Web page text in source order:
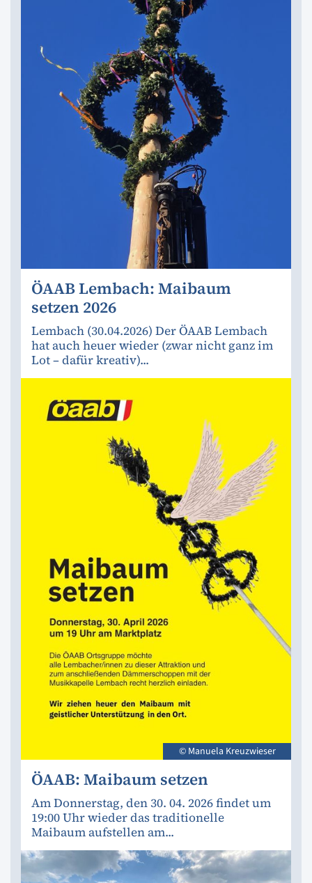
ÖAAB Lembach: Maibaum
setzen 2026
Lembach (30.04.2026) Der ÖAAB Lembach
hat auch heuer wieder (zwar nicht ganz im
Lot – dafür kreativ)...
© Manuela Kreuzwieser
ÖAAB: Maibaum setzen
Am Donnerstag, den 30. 04. 2026 findet um
19:00 Uhr wieder das traditionelle
Maibaum aufstellen am...